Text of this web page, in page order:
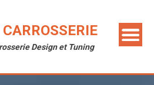
Design et Tuning